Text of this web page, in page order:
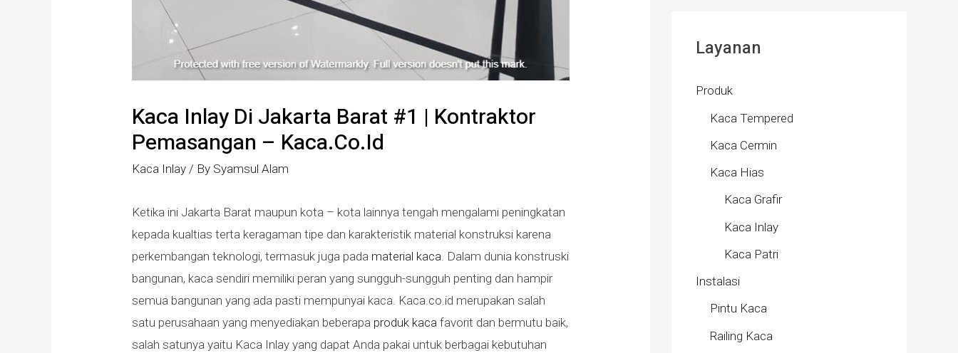
Kaca Inlay Di Jakarta Barat #1 | Kontraktor
Pemasangan – Kaca.co.id
Kaca Inlay / By Syamsul Alam
Ketika ini Jakarta Barat maupun kota – kota lainnya tengah mengalami peningkatan
kepada kualtias terta keragaman tipe dan karakteristik material konstruksi karena
perkembangan teknologi, termasuk juga pada material kaca. Dalam dunia konstruski
bangunan, kaca sendiri memiliki peran yang sungguh-sungguh penting dan hampir
semua bangunan yang ada pasti mempunyai kaca. Kaca.co.id merupakan salah
satu perusahaan yang menyediakan beberapa produk kaca favorit dan bermutu baik,
salah satunya yaitu Kaca Inlay yang dapat Anda pakai untuk berbagai kebutuhan
Layanan
Produk
Kaca Tempered
Kaca Cermin
Kaca Hias
Kaca Grafir
Kaca Inlay
Kaca Patri
Instalasi
Pintu Kaca
Railing Kaca